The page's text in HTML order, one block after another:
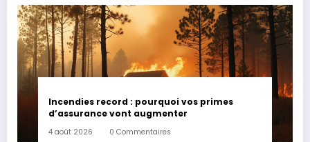
Incendies record : pourquoi vos primes
d’assurance vont augmenter
4 août 2026 0 Commentaires